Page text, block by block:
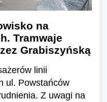
na
Tramwaje
Grabiszyńską
linii
ul. Powstańców
Z uwagi na